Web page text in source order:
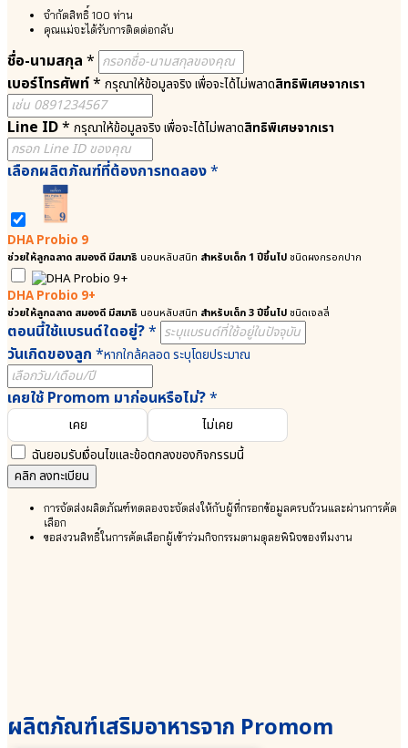
● ดีเอ
ชเอ
●
แคลเซียม
จาก
สาหร่าย
แดง
Calcium
Aquamin
● ธาตุเหล็ก
SunActive®
Fe
DHA
Probio
9/9+
พัฒนา
สมอง
⦿
Probio
9 | 9+
● ธาตุเหล็ก
SunActive®
● ดีเอ
ชเอ
(DHA)
● แลคโต
บาซิลลัส คาเซอิ
Lactobacillus
ประโยชน์
41
|
●
ลูก
ซัด
Organic
Fenugreek
●
หัว
ปลี
ออร์แกนิ
ก
Organic
Banana
Blossom
●
ดี
เอ
(DHA)
●
แคลเซียม
จาก
สาหร่าย
แดง
Calcium
Aquamin
ธาตุ
เหล็ก
9
จำกัดสิทธิ์ 100 ท่าน
คุณแม่จะได้รับการติดต่อกลับ
ชื่อ-นามสกุล *
เบอร์โทรศัพท์* กรุณาให้ข้อมูลจริง เพื่อจะได้ไม่พลาดสิทธิพิเศษจากเรา
Line ID* กรุณาให้ข้อมูลจริง เพื่อจะได้ไม่พลาดสิทธิพิเศษจากเรา
เลือกผลิตภัณฑ์ที่ต้องการทดลอง*
DHA Probio 9
ช่วยให้ลูกฉลาด สมองดี มีสมาธิ นอนหลับสนิท สำหรับเด็ก 1 ปีขึ้นไปชนิดผงกรอกปาก
DHA Probio 9+
ช่วยให้ลูกฉลาด สมองดี มีสมาธิ นอนหลับสนิท สำหรับเด็ก 3 ปีขึ้นไปชนิดเจลลี่
ตอนนี้ใช้แบรนด์ใดอยู่?*
วันเกิดของลูก *หากใกล้คลอด ระบุโดยประมาณ
เคยใช้ Promom มาก่อนหรือไม่?*
เคย ไม่เคย
ฉันยอมรับเงื่อนไขและข้อตกลงของกิจกรรมนี้
คลิก ลงทะเบียน
การจัดส่งผลิตภัณฑ์ทดลองจะจัดส่งให้กับผู้ที่กรอกข้อมูลครบถ้วนและผ่านการคัด
เลือก
ขอสงวนสิทธิ์ในการคัดเลือกผู้เข้าร่วมกิจกรรมตามดุลยพินิจของทีมงาน
ผลิตภัณฑ์เสริมอาหารจาก Promom